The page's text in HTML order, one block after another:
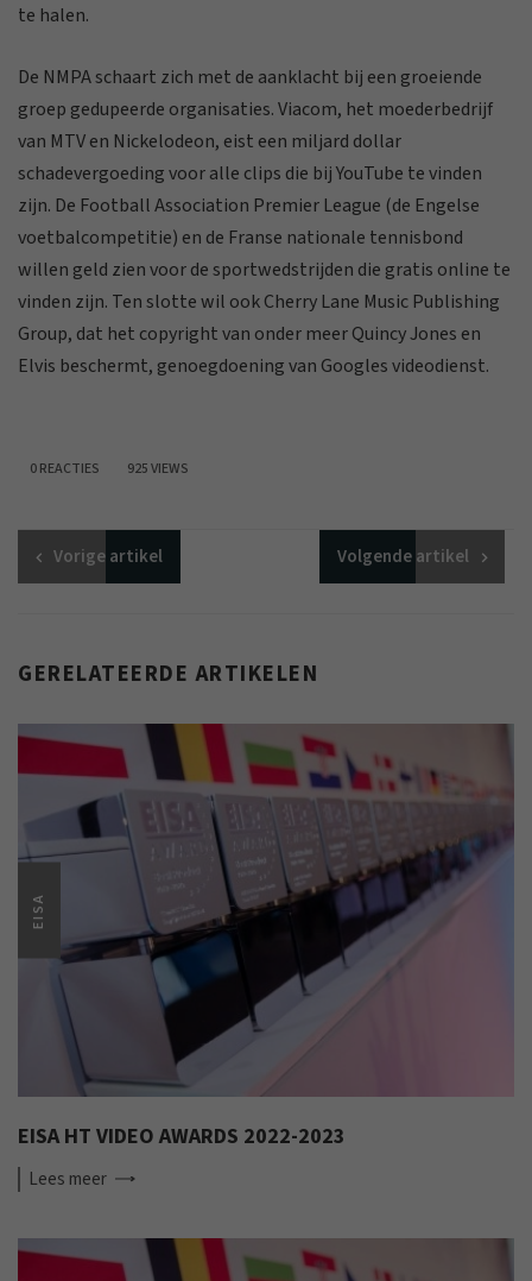
te halen.
De NMPA schaart zich met de aanklacht bij een groeiende
groep gedupeerde organisaties. Viacom, het moederbedrijf
van MTV en Nickelodeon, eist een miljard dollar
schadevergoeding voor alle clips die bij YouTube te vinden
zijn. De Football Association Premier League (de Engelse
voetbalcompetitie) en de Franse nationale tennisbond
willen geld zien voor de sportwedstrijden die gratis online te
vinden zijn. Ten slotte wil ook Cherry Lane Music Publishing
Group, dat het copyright van onder meer Quincy Jones en
Elvis beschermt, genoegdoening van Googles videodienst.
0 REACTIES 925 VIEWS
Vorigeartikel Volgendeartikel
GERELATEERDE ARTIKELEN
EISA
EISA HT VIDEO AWARDS 2022-2023
Lees meer